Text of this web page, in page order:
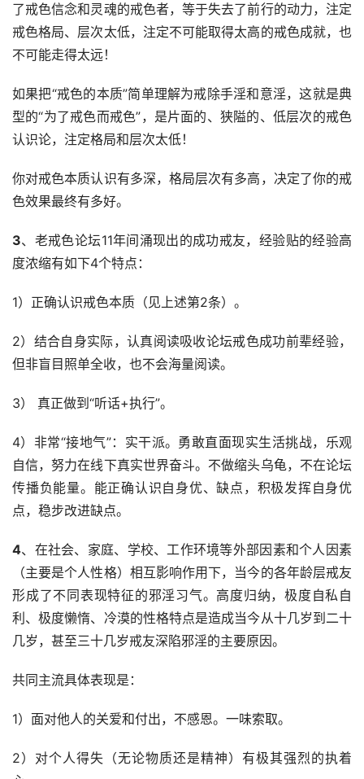
了戒色信念和灵魂的戒色者，等于失去了前行的动力，注定
戒色格局、层次太低，注定不可能取得太高的戒色成就，也
不可能走得太远！
如果把“戒色的本质”简单理解为戒除手淫和意淫，这就是典
型的“为了戒色而戒色”，是片面的、狭隘的、低层次的戒色
认识论，注定格局和层次太低！
你对戒色本质认识有多深，格局层次有多高，决定了你的戒
色效果最终有多好。
3、老戒色论坛11年间涌现出的成功戒友，经验贴的经验高
度浓缩有如下4个特点：
1）正确认识戒色本质（见上述第2条）。
2）结合自身实际，认真阅读吸收论坛戒色成功前辈经验，
但非盲目照单全收，也不会海量阅读。
3） 真正做到“听话+执行”。
4）非常“接地气”：实干派。勇敢直面现实生活挑战，乐观
自信，努力在线下真实世界奋斗。不做缩头乌龟，不在论坛
传播负能量。能正确认识自身优、缺点，积极发挥自身优
点，稳步改进缺点。
4、在社会、家庭、学校、工作环境等外部因素和个人因素
（主要是个人性格）相互影响作用下，当今的各年龄层戒友
形成了不同表现特征的邪淫习气。高度归纳，极度自私自
利、极度懒惰、冷漠的性格特点是造成当今从十几岁到二十
几岁，甚至三十几岁戒友深陷邪淫的主要原因。
共同主流具体表现是：
1）面对他人的关爱和付出，不感恩。一味索取。
2）对个人得失（无论物质还是精神）有极其强烈的执着